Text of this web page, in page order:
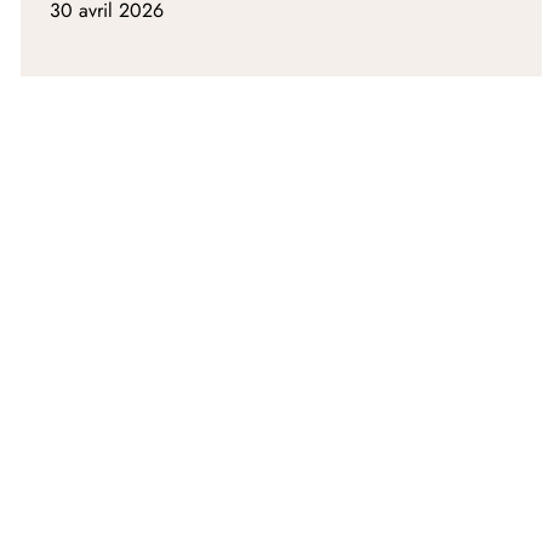
30 avril 2026